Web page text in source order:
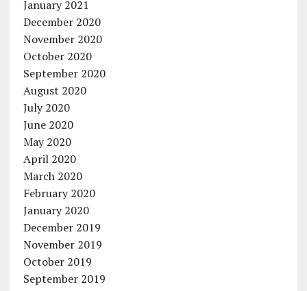
January 2021
December 2020
November 2020
October 2020
September 2020
August 2020
July 2020
June 2020
May 2020
April 2020
March 2020
February 2020
January 2020
December 2019
November 2019
October 2019
September 2019